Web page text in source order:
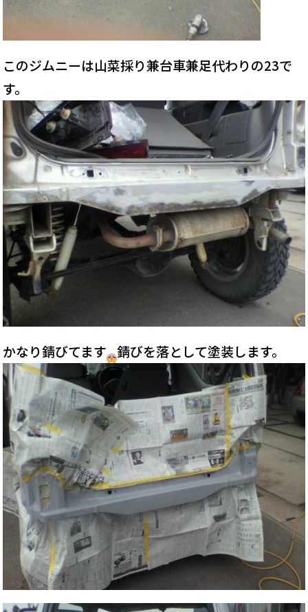
このジムニーは山菜採り兼台車兼足代わりの23で
す。
かなり錆びてます 錆びを落として塗装します。